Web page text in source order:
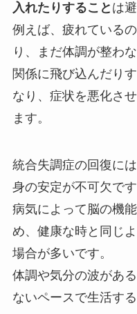
入れたりすること は
例えば、疲れている
り、まだ体調が整わ
関係に飛び込んだり
なり、症状を悪化さ
ます。
統合失調症の回復に
身の安定が不可欠です
病気によって脳の機
め、健康な時と同じ
場合が多いです。
体調や気分の波があ
ないペースで生活す